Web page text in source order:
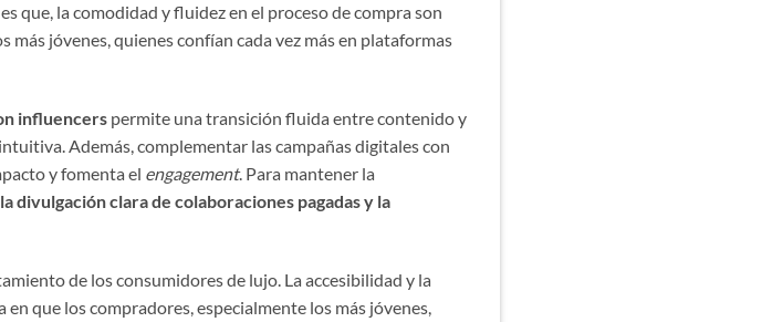
que, la comodidad y fluidez en el proceso de compra son
jóvenes, quienes confían cada vez más en plataformas
influencers permite una transición fluida entre contenido y
Además, complementar las campañas digitales con
y fomenta el engagement. Para mantener la
la divulgación clara de colaboraciones pagadas y la
de los consumidores de lujo. La accesibilidad y la
que los compradores, especialmente los más jóvenes,